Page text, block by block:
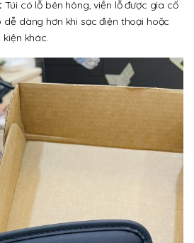
Túi có lỗ bên hông, viền lỗ được gia cố
dễ dàng hơn khi sạc điện thoại hoặc
khác.